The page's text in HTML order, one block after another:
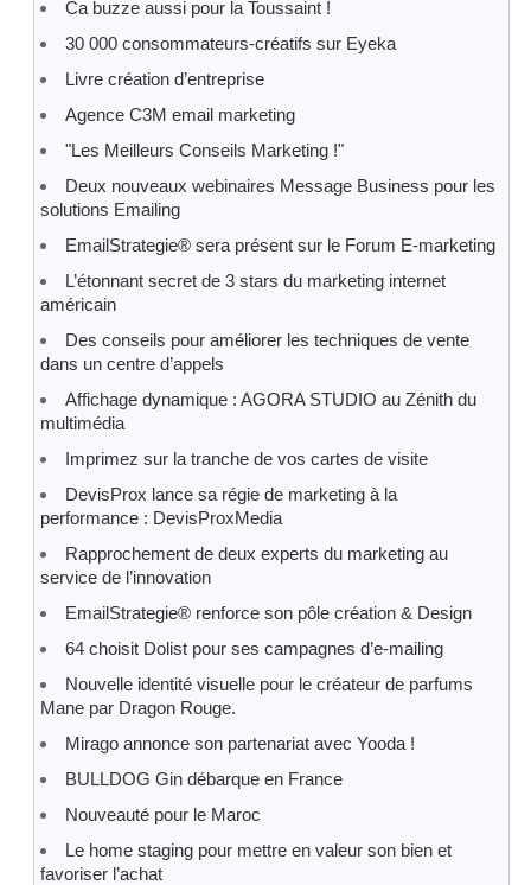
Ca buzze aussi pour la Toussaint !
30 000 consommateurs-créatifs sur Eyeka
Livre création d’entreprise
Agence C3M email marketing
"Les Meilleurs Conseils Marketing !"
Deux nouveaux webinaires Message Business pour les
solutions Emailing
EmailStrategie® sera présent sur le Forum E-marketing
L’étonnant secret de 3 stars du marketing internet
américain
Des conseils pour améliorer les techniques de vente
dans un centre d’appels
Affichage dynamique : AGORA STUDIO au Zénith du
multimédia
Imprimez sur la tranche de vos cartes de visite
DevisProx lance sa régie de marketing à la
performance : DevisProxMedia
Rapprochement de deux experts du marketing au
service de l’innovation
EmailStrategie® renforce son pôle création & Design
64 choisit Dolist pour ses campagnes d’e-mailing
Nouvelle identité visuelle pour le créateur de parfums
Mane par Dragon Rouge.
Mirago annonce son partenariat avec Yooda !
BULLDOG Gin débarque en France
Nouveauté pour le Maroc
Le home staging pour mettre en valeur son bien et
favoriser l’achat